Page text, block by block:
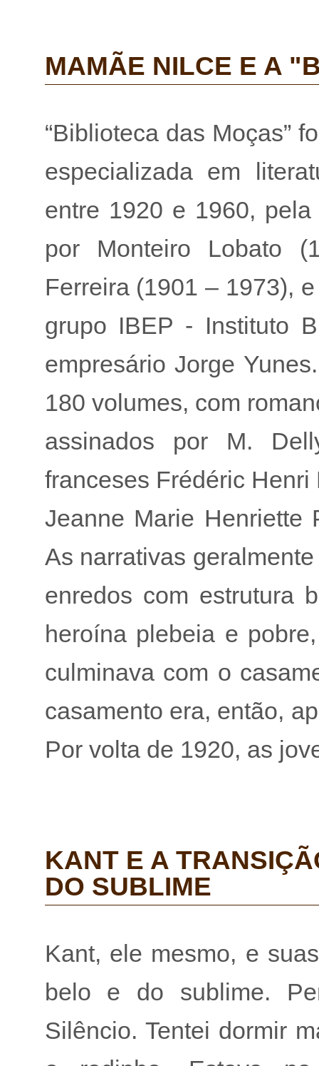
MAMÃE NILCE E A
“Biblioteca das Moças”
especializada em
entre 1920 e 1960,
por Monteiro Lobato
Ferreira (1901 – 1973),
grupo IBEP - Instituto
empresário Jorge
180 volumes, com
assinados por M.
franceses Frédéric
Jeanne Marie Henriette
As narrativas
enredos com estrutura
heroína plebeia e
culminava com o
casamento era, então,
Por volta de 1920, as
KANT E A
DO SUBLIME
Kant, ele mesmo, e
belo e do sublime.
Silêncio. Tentei dormir